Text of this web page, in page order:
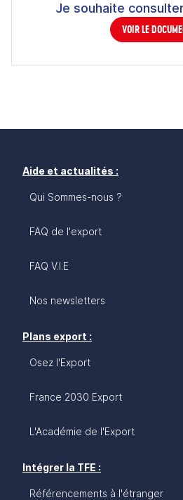
Je souhaite
VOIR LE
Aide et actualités :
Qui Sommes-nous ?
FAQ de l'export
FAQ V.I.E
Nos newsletters
Plans export :
Osez l'Export
France 2030 Export
L'Académie de l'Export
Intégrer la TFE :
Référencements à l'étranger